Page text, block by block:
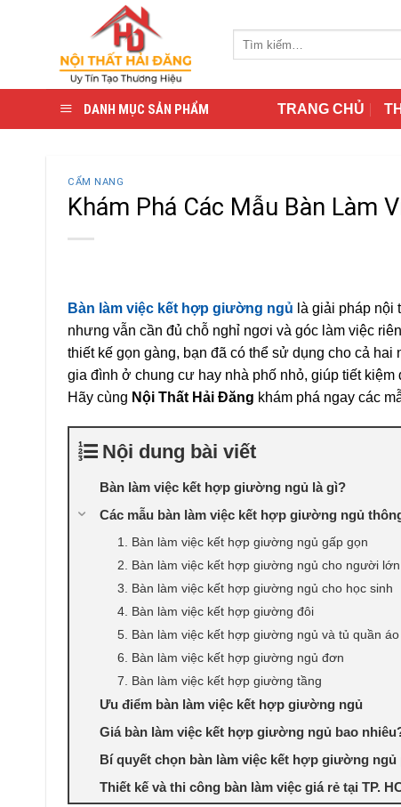
DANH MỤC SẢN PHẨM TRANG CHỦ
CẨM NANG
Khám Phá Các Mẫu Bàn Làm
Bàn làm việc kết hợp giường ngủ là giải pháp nội
nhưng vẫn cần đủ chỗ nghỉ ngơi và góc làm việc
thiết kế gọn gàng, bạn đã có thể sử dụng cho cả
gia đình ở chung cư hay nhà phố nhỏ, giúp tiết
Hãy cùng Nội Thất Hải Đăng khám phá ngay các
Nội dung bài viết
Bàn làm việc kết hợp giường ngủ là gì?
Các mẫu bàn làm việc kết hợp giường ngủ
1. Bàn làm việc kết hợp giường ngủ gấp gọn
2. Bàn làm việc kết hợp giường ngủ cho người lớn
3. Bàn làm việc kết hợp giường ngủ cho học sinh
4. Bàn làm việc kết hợp giường đôi
5. Bàn làm việc kết hợp giường ngủ và tủ quần áo
6. Bàn làm việc kết hợp giường ngủ đơn
7. Bàn làm việc kết hợp giường tầng
Ưu điểm bàn làm việc kết hợp giường ngủ
Giá bàn làm việc kết hợp giường ngủ bao
Bí quyết chọn bàn làm việc kết hợp giường
Thiết kế và thi công bàn làm việc giá rẻ tại TP.